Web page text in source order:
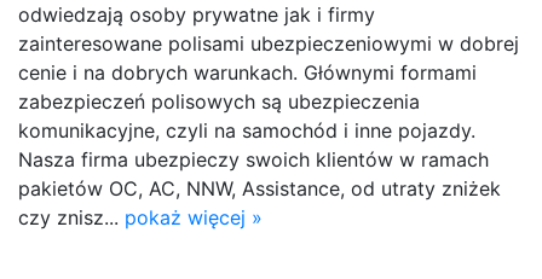
odwiedzają osoby prywatne jak i firmy
zainteresowane polisami ubezpieczeniowymi w dobrej
cenie i na dobrych warunkach. Głównymi formami
zabezpieczeń polisowych są ubezpieczenia
komunikacyjne, czyli na samochód i inne pojazdy.
Nasza firma ubezpieczy swoich klientów w ramach
pakietów OC, AC, NNW, Assistance, od utraty zniżek
czy znisz... pokaż więcej »